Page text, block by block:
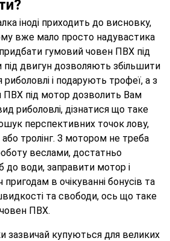
іноді приходить до висновку,
вже мало просто надувастика
гумовий човен ПВХ під
під двигун дозволяють збільшити
і подарують трофеї, а з
ПВХ під мотор дозволить Вам
риболовлі, дізнатися що таке
перспективних точок лову,
тролінг. З мотором не треба
веслами, достатньо
до води, заправити мотор і
в очікуванні бонусів та
та свободи, ось що таке
ПВХ.
зазвичай купуються для великих